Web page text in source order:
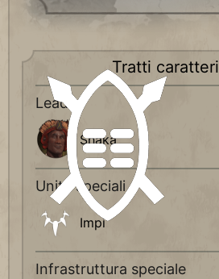
Tratti
Leader
Shaka
Unità speciali
Impi
Infrastruttura speciale